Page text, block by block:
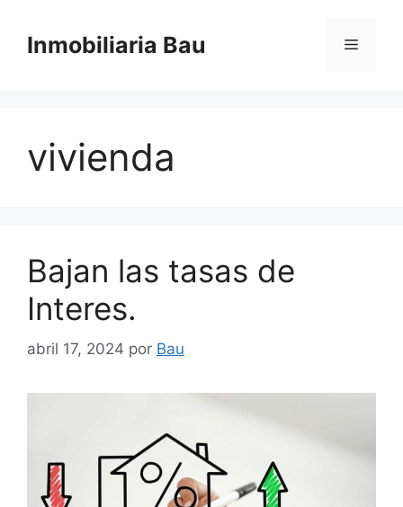
contenido
Inmobiliaria Bau Menú
vivienda
Bajan las tasas de
Interes.
abril 17, 2024 por Bau